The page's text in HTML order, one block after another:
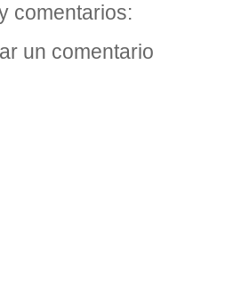
comentarios:
un comentario